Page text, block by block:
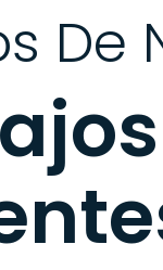
De